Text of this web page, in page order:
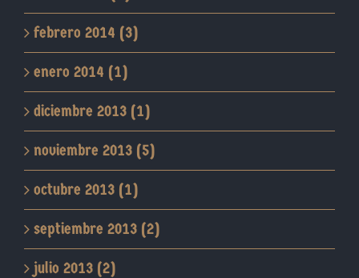
febrero 2014 (3)
enero 2014 (1)
diciembre 2013 (1)
noviembre 2013 (5)
octubre 2013 (1)
septiembre 2013 (2)
julio 2013 (2)